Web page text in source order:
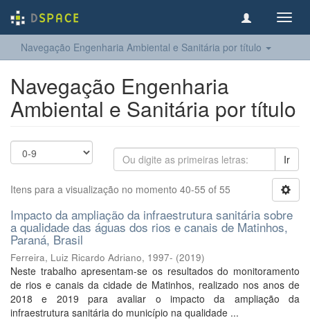
Navegação Engenharia Ambiental e Sanitária por título
Navegação Engenharia
Ambiental e Sanitária por título
Ir
Itens para a visualização no momento 40-55 of 55
Impacto da ampliação da infraestrutura sanitária sobre
a qualidade das águas dos rios e canais de Matinhos,
Paraná, Brasil
Ferreira, Luiz Ricardo Adriano, 1997- (2019)
Neste trabalho apresentam-se os resultados do monitoramento
de rios e canais da cidade de Matinhos, realizado nos anos de
2018 e 2019 para avaliar o impacto da ampliação da
infraestrutura sanitária do município na qualidade ...